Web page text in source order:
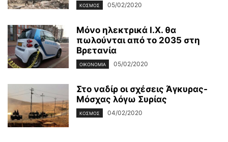
ΚΌΣΜΟΣ 05/02/2020
Μόνο ηλεκτρικά Ι.Χ. θα
πωλούνται από το 2035 στη
Βρετανία
ΟΙΚΟΝΟΜΊΑ 05/02/2020
Στο ναδίρ οι σχέσεις Άγκυρας-
Μόσχας λόγω Συρίας
ΚΌΣΜΟΣ 04/02/2020